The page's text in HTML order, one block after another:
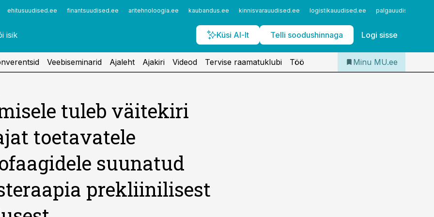
ehitusuudised.ee finantsuudised.ee aritehnoloogia.ee kaubandus.ee kinnisvarauudised.ee logistikauudised.ee palgauudised.ee
Küsi AI-lt Telli soodushinnaga Logi sisse
Iseteenindus
Telli Meditsiiniuudised
Veebiseminarid Ajaleht Ajakiri Videod Tervise raamatuklubi Töö Minu MU.ee
tuleb väitekiri
toetavatele
suunatud
prekliinilisest